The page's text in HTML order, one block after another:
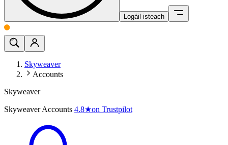
Logáil isteach
Skyweaver
Accounts
Skyweaver
Skyweaver Accounts 4.8★on Trustpilot